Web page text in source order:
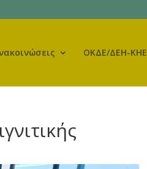
ΟΚΔΕ/ΔΕΗ-ΚΗΕ